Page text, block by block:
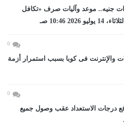
تفوق 4 مليارات جنيه.. موعد وآليات صرف «تكافل
10:46 صـ
0
والإنترنت فى كوبا بسبب استمرار أزمة
0
درجات الاستعداد عقب وصول جميع